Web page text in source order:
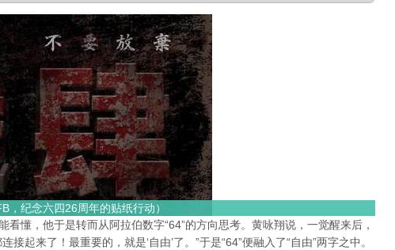
，纪念六四26周年的贴纸行动）
看懂，他于是转而从阿拉伯数字“64”的方向思考。黄咏翔说，一觉醒来后，
接起来了！最重要的，就是‘自由’了。”于是“64”便融入了“自由”两字之中。